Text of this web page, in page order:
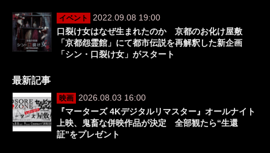
イベント
2022.09.08 19:00
口裂け女はなぜ生まれたのか 京都のお化け屋敷
「京都怨霊館」にて都市伝説を再解釈した新企画
「シン・口裂け女」がスタート
最新記事
映画 2026.08.03 16:00
『マーターズ 4Kデジタルリマスター』オールナイト
上映、鬼畜な併映作品が決定 全部観たら“生還
証”をプレゼント